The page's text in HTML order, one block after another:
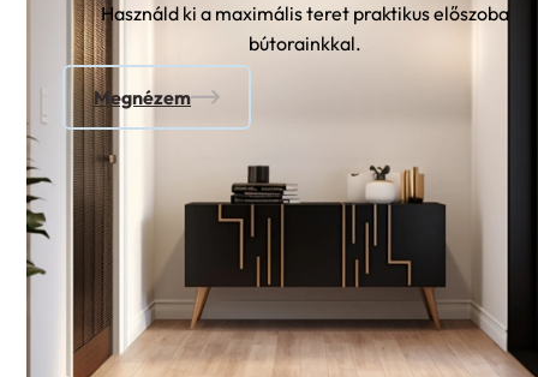
Használd ki a maximális teret praktikus előszoba
bútorainkkal.
Megnézem